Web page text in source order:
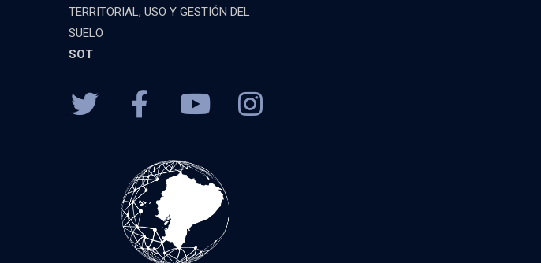
TERRITORIAL, USO Y GESTIÓN DEL
SUELO
SOT